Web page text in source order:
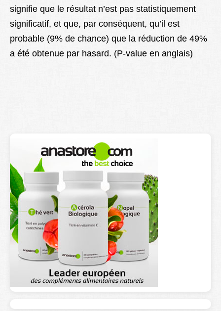
signifie que le résultat n’est pas statistiquement
significatif, et que, par conséquent, qu’il est
probable (9% de chance) que la réduction de 49%
a été obtenue par hasard. (P-value en anglais)